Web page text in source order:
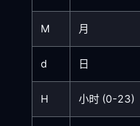
M 月
d 日
H 小时 (0-23)